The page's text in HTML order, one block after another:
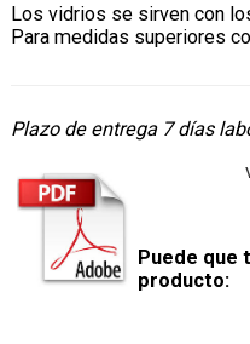
Los vidrios se sirven con
Para medidas superiores
Plazo de entrega 7 días
Puede que
producto: